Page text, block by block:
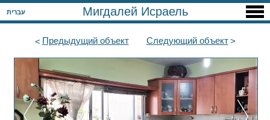
עברית Мигдалей Исраель
Предыдущийобъект Следующийобъект